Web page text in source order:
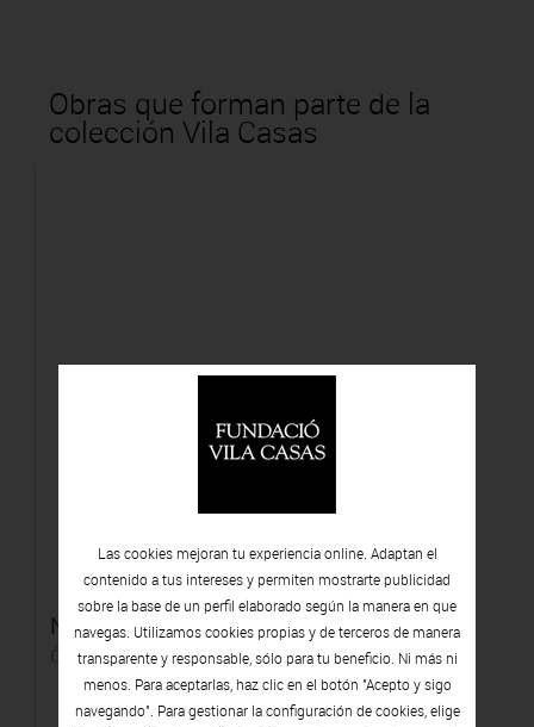
Obras que forman parte de la
colección Vila Casas
Nu
Óleo sobre tela
Las cookies mejoran tu experiencia online. Adaptan el
contenido a tus intereses y permiten mostrarte publicidad
sobre la base de un perfil elaborado según la manera en que
navegas. Utilizamos cookies propias y de terceros de manera
transparente y responsable, sólo para tu beneficio. Ni más ni
menos. Para aceptarlas, haz clic en el botón "Acepto y sigo
navegando". Para gestionar la configuración de cookies, elige